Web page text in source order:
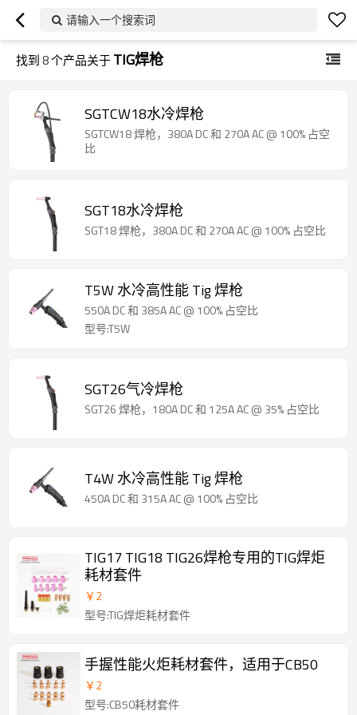
请输入一个搜索词
找到8个产品关于TIG焊枪
SGTCW18水冷焊枪
SGTCW18 焊枪，380A DC 和 270A AC @ 100% 占空
比
SGT18水冷焊枪
SGT18 焊枪，380A DC 和 270A AC @ 100% 占空比
T5W 水冷高性能 Tig 焊枪
550A DC 和 385A AC @ 100% 占空比
型号:T5W
SGT26气冷焊枪
SGT26 焊枪，180A DC 和 125A AC @ 35% 占空比
T4W 水冷高性能 Tig 焊枪
450A DC 和 315A AC @ 100% 占空比
TIG17 TIG18 TIG26焊枪专用的TIG焊炬
耗材套件
￥2
型号:TIG焊炬耗材套件
手握性能火炬耗材套件，适用于CB50
￥2
型号:CB50耗材套件